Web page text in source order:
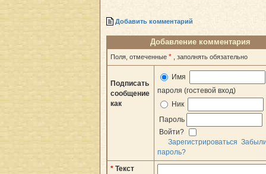
Добавить комментарий
Добавление комментария
Поля, отмеченные * , заполнять обязательно
Подписать
сообщение
как
Имя
пароля (гостевой вход)
Ник
Пароль
Войти?
Зарегистрироваться
пароль?
* Текст